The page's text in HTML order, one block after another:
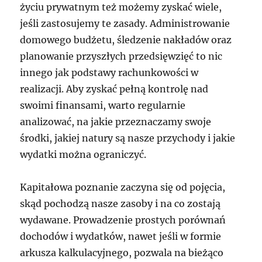
życiu prywatnym też możemy zyskać wiele,
jeśli zastosujemy te zasady. Administrowanie
domowego budżetu, śledzenie nakładów oraz
planowanie przyszłych przedsięwzięć to nic
innego jak podstawy rachunkowości w
realizacji. Aby zyskać pełną kontrolę nad
swoimi finansami, warto regularnie
analizować, na jakie przeznaczamy swoje
środki, jakiej natury są nasze przychody i jakie
wydatki można ograniczyć.
Kapitałowa poznanie zaczyna się od pojęcia,
skąd pochodzą nasze zasoby i na co zostają
wydawane. Prowadzenie prostych porównań
dochodów i wydatków, nawet jeśli w formie
arkusza kalkulacyjnego, pozwala na bieżąco